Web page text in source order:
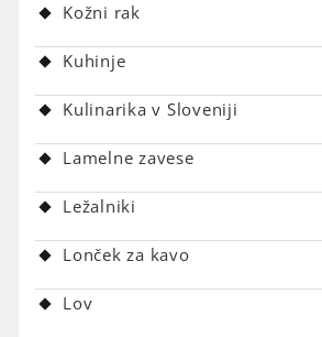
Kožni rak
Kuhinje
Kulinarika v Sloveniji
Lamelne zavese
Ležalniki
Lonček za kavo
Lov